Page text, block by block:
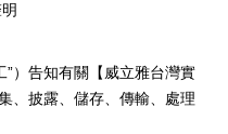
”）告知有關【威立雅台灣實
、披露、儲存、傳輸、處理